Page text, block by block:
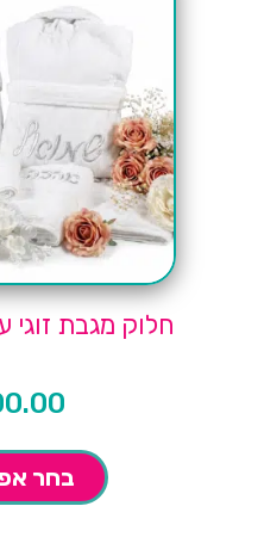
חלוק מגבת זוגי עם 4 מגבות
בחר